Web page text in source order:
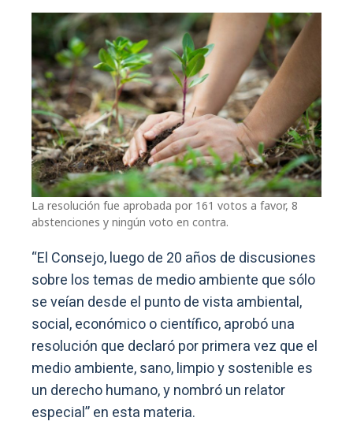
La resolución fue aprobada por 161 votos a favor, 8
abstenciones y ningún voto en contra.
“El Consejo, luego de 20 años de discusiones
sobre los temas de medio ambiente que sólo
se veían desde el punto de vista ambiental,
social, económico o científico, aprobó una
resolución que declaró por primera vez que el
medio ambiente, sano, limpio y sostenible es
un derecho humano, y nombró un relator
especial” en esta materia.